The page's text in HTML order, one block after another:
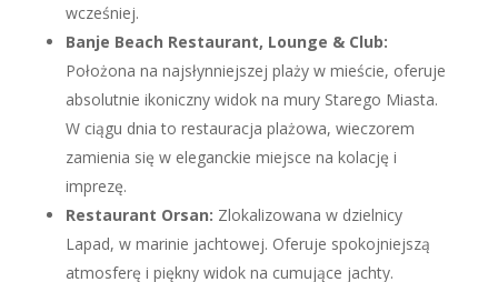
wcześniej.
Banje Beach Restaurant, Lounge & Club:
Położona na najsłynniejszej plaży w mieście, oferuje
absolutnie ikoniczny widok na mury Starego Miasta.
W ciągu dnia to restauracja plażowa, wieczorem
zamienia się w eleganckie miejsce na kolację i
imprezę.
Restaurant Orsan: Zlokalizowana w dzielnicy
Lapad, w marinie jachtowej. Oferuje spokojniejszą
atmosferę i piękny widok na cumujące jachty.